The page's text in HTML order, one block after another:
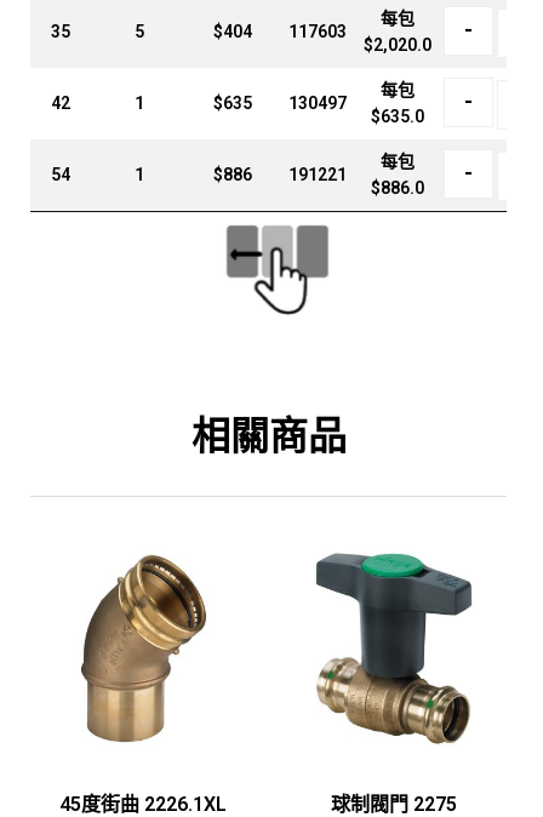
35 5 $404 117603
每包
$2,020.0
-
42 1 $635 130497
每包
$635.0
-
54 1 $886 191221
每包
$886.0
-
相關商品
45度街曲 2226.1XL
球制閥門 2275